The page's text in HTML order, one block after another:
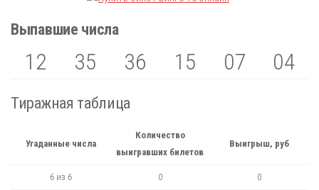
Выпавшие числа
12 35 36 15 07 04
Тиражная таблица
Угаданные числа
Количество
выигравших билетов
Выигрыш, руб
6 из 6 0 0